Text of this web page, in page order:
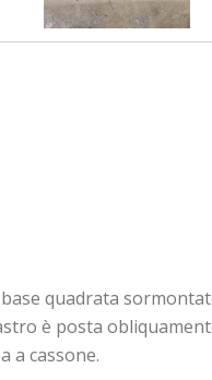
quadrata
è posta
a cassone.